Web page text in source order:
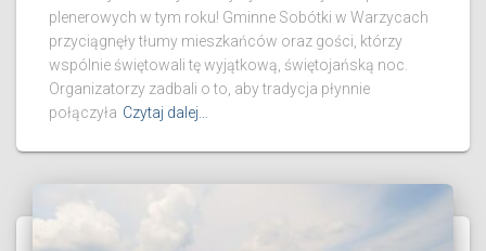
plenerowych w tym roku! Gminne Sobótki w Warzycach
przyciągnęły tłumy mieszkańców oraz gości, którzy
wspólnie świętowali tę wyjątkową, świętojańską noc.
Organizatorzy zadbali o to, aby tradycja płynnie
połączyła Czytaj dalej…